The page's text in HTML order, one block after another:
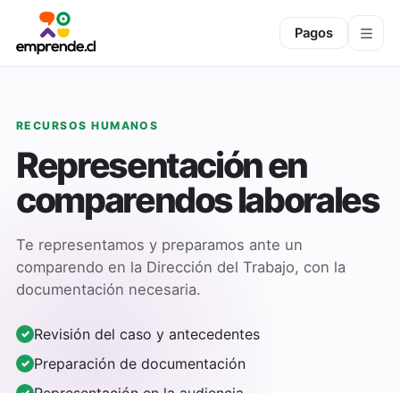
Pagos
RECURSOS HUMANOS
Representación en
comparendos laborales
Te representamos y preparamos ante un
comparendo en la Dirección del Trabajo, con la
documentación necesaria.
Revisión del caso y antecedentes
Preparación de documentación